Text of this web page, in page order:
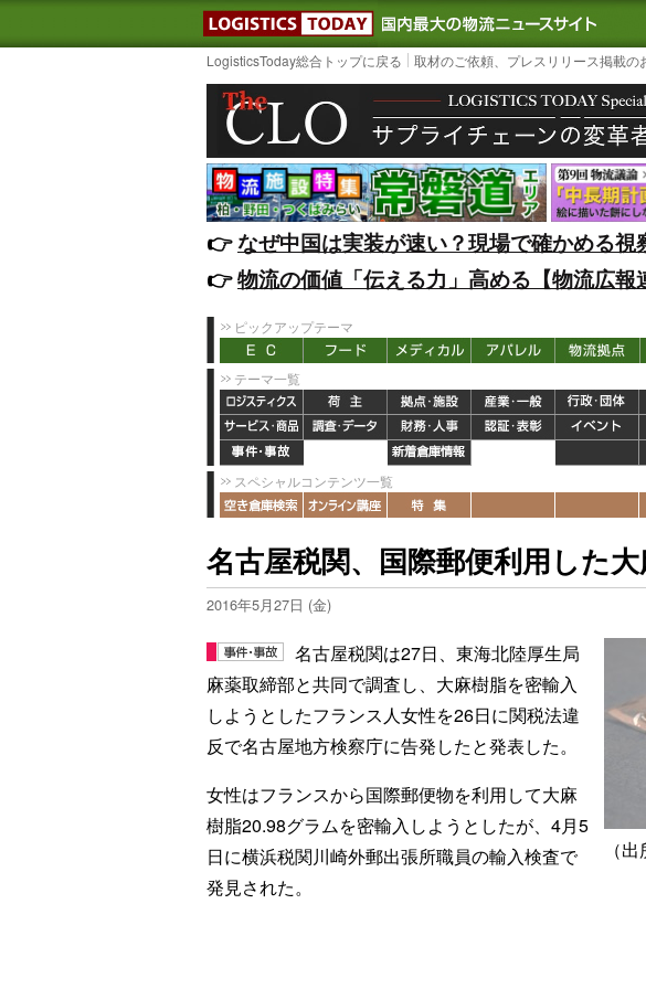
LOGISTICS TODAY｜国内最大の
LogisticsToday総合トップに戻る 取材のご依頼、プレスリリース掲載の
👉️なぜ中国は実装が速い？現場で確かめる視
👉️物流の価値「伝える力」高める【物流広報
ピックアップテーマ
テーマ一覧
スペシャルコンテンツ一覧
名古屋税関、国際郵便利用した
2016年5月27日 (金)
（
名古屋税関は27日、東海北陸厚生局
麻薬取締部と共同で調査し、大麻樹脂を密輸入
しようとしたフランス人女性を26日に関税法違
反で名古屋地方検察庁に告発したと発表した。
女性はフランスから国際郵便物を利用して大麻
樹脂20.98グラムを密輸入しようとしたが、4月5
日に横浜税関川崎外郵出張所職員の輸入検査で
発見された。